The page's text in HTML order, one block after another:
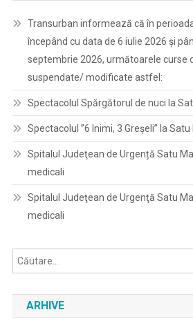
Transurban informează că în
începând cu data de 6 iulie 2026 și
septembrie 2026, următoarele curse
suspendate/ modificate astfel:
Spectacolul Spărgătorul de nuci la
Spectacolul ”6 Inimi, 3 Greșeli” la Satu
Spitalul Judeţean de Urgență Satu
medicali
Spitalul Judeţean de Urgenţă Satu
medicali
ARHIVE